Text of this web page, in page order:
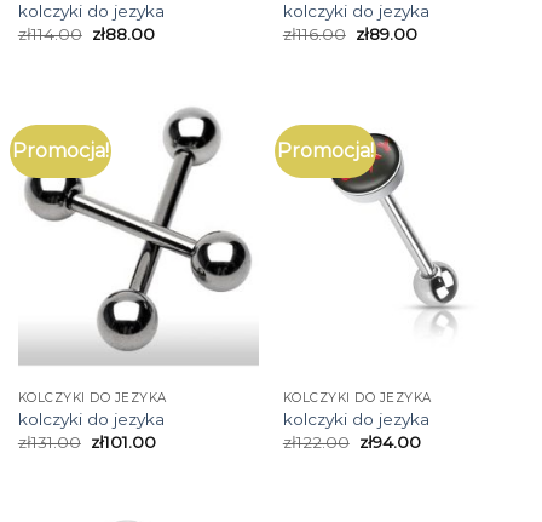
kolczyki do jezyka
zł114.00 zł88.00
kolczyki do jezyka
zł116.00 zł89.00
Promocja!
KOLCZYKI DO JEZYKA
kolczyki do jezyka
zł131.00 zł101.00
Promocja!
KOLCZYKI DO JEZYKA
kolczyki do jezyka
zł122.00 zł94.00